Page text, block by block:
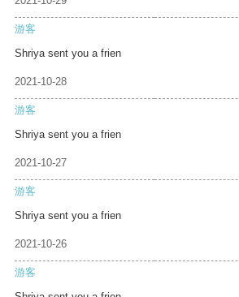
游客
Shriya sent you a frien
2021-10-28
游客
Shriya sent you a frien
2021-10-27
游客
Shriya sent you a frien
2021-10-26
游客